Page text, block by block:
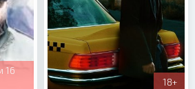
16
18+